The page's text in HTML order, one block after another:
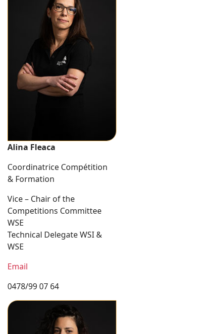
Alina Fleaca
Coordinatrice Compétition
& Formation
Vice – Chair of the
Competitions Committee
WSE
Technical Delegate WSI &
WSE
Email
0478/99 07 64